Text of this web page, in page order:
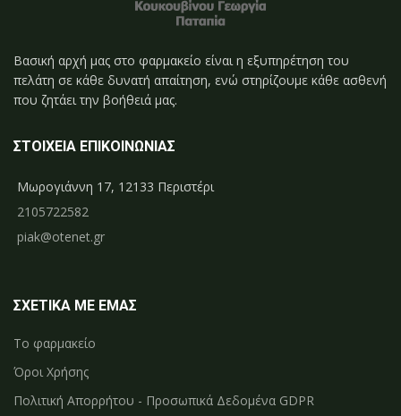
Βασική αρχή μας στο φαρμακείο είναι η εξυπηρέτηση του
πελάτη σε κάθε δυνατή απαίτηση, ενώ στηρίζουμε κάθε ασθενή
που ζητάει την βοήθειά μας.
ΣΤΟΙΧΕΙΑ ΕΠΙΚΟΙΝΩΝΙΑΣ
Μωρογιάννη 17, 12133 Περιστέρι
2105722582
piak@otenet.gr
ΣΧΕΤΙΚΑ ΜΕ ΕΜΑΣ
Το φαρμακείο
Όροι Χρήσης
Πολιτική Απορρήτου - Προσωπικά Δεδομένα GDPR